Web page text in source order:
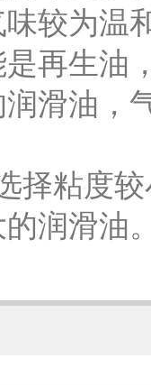
较为温
再生油
滑油，
择粘度
润滑油